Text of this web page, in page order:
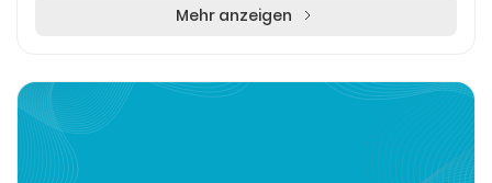
Mehr anzeigen